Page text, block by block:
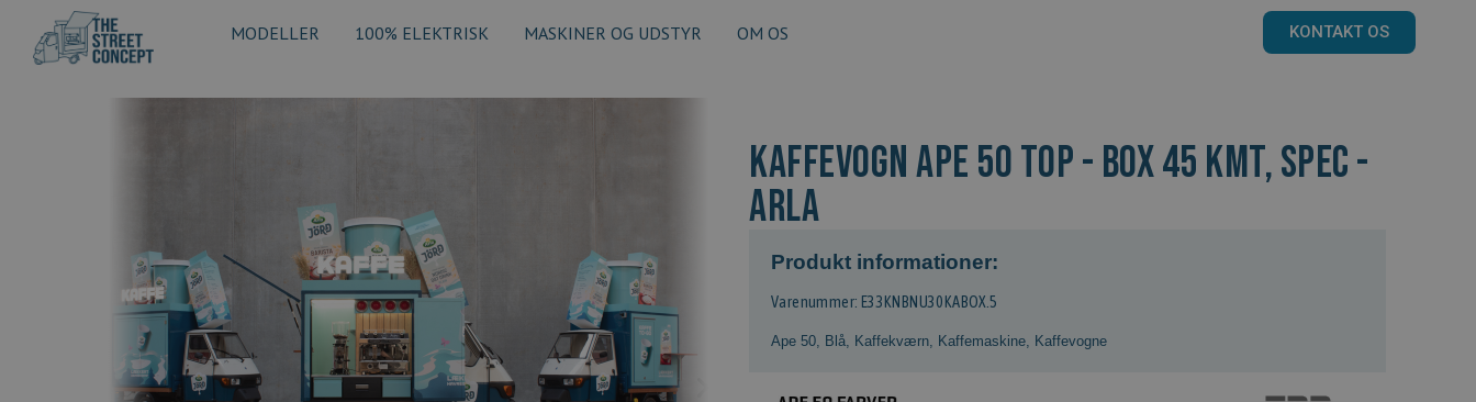
MODELLER 100% ELEKTRISK MASKINER OG UDSTYR OM OS KONTAKT OS
Kaffevogn APE 50 TOP - BOX 45 kmt, Spec -
Arla
Produkt informationer:
Varenummer: E33KNBNU30KABOX.5
Ape 50 Blå Kaffekværn Kaffemaskine Kaffevogne